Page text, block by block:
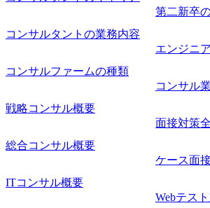
で主体的に動ける方 ・年齢にこだわら
直に受け取れる方 ・推進力のある方
コンサルタントの業務内容
コンサルファームの種類
戦略コンサル概要
総合コンサル概要
ITコンサル概要
第二新卒
エンジニ
コンサル
面接対策
ケース面
Webテス